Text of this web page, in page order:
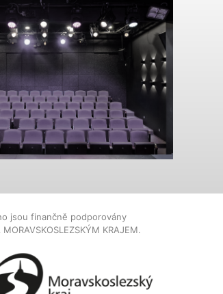
jsou finančně podporovány
KRAJEM.